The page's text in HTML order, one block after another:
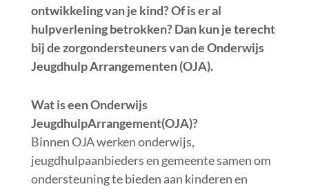
ontwikkeling van je kind? Of is er al
hulpverlening betrokken? Dan kun je terecht
bij de zorgondersteuners van de Onderwijs
Jeugdhulp Arrangementen (OJA).
Wat is een Onderwijs
JeugdhulpArrangement(OJA)?
Binnen OJA werken onderwijs,
jeugdhulpaanbieders en gemeente samen om
ondersteuning te bieden aan kinderen en